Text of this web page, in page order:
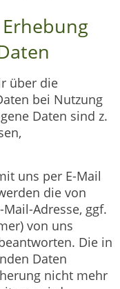
über die
bei Nutzung
Daten sind z.
uns per E-Mail
die von
Adresse, ggf.
von uns
Die in
Daten
nicht mehr